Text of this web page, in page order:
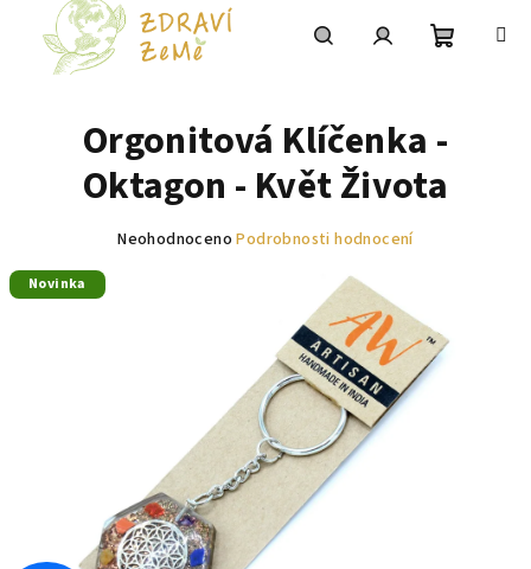
košík
Orgonitová Klíčenka -
Oktagon - Květ Života
Průměrné
Neohodnoceno Podrobnosti hodnocení
Novinka